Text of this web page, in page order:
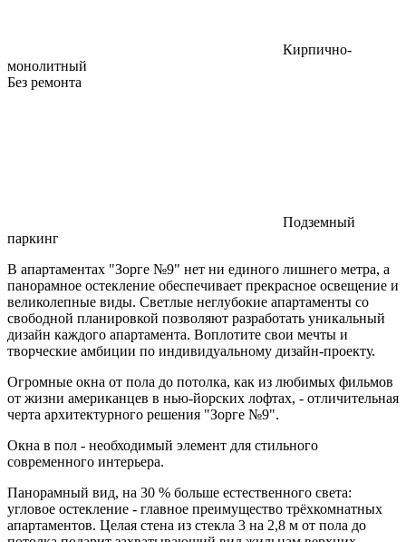
Кирпично-
монолитный
Без ремонта
Подземный
паркинг
В апартаментах "Зорге №9" нет ни единого лишнего метра, а
панорамное остекление обеспечивает прекрасное освещение и
великолепные виды. Светлые неглубокие апартаменты со
свободной планировкой позволяют разработать уникальный
дизайн каждого апартамента. Воплотите свои мечты и
творческие амбиции по индивидуальному дизайн-проекту.
Огромные окна от пола до потолка, как из любимых фильмов
от жизни американцев в нью-йорских лофтах, - отличительная
черта архитектурного решения "Зорге №9".
Окна в пол - необходимый элемент для стильного
современного интерьера.
Панорамный вид, на 30 % больше естественного света:
угловое остекление - главное преимущество трёхкомнатных
апартаментов. Целая стена из стекла 3 на 2,8 м от пола до